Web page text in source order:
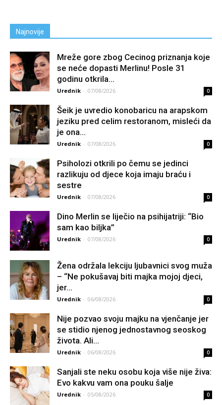
Najnovije
Mreže gore zbog Cecinog priznanja koje
se neće dopasti Merlinu! Posle 31
godinu otkrila...
Urednik - 07/08/2026 0
Šeik je uvredio konobaricu na arapskom
jeziku pred celim restoranom, misleći da
je ona...
Urednik - 07/08/2026 0
Psiholozi otkrili po čemu se jedinci
razlikuju od djece koja imaju braću i
sestre
Urednik - 07/08/2026 0
Dino Merlin se liječio na psihijatriji: “Bio
sam kao biljka”
Urednik - 07/08/2026 0
Žena održala lekciju ljubavnici svog muža
– “Ne pokušavaj biti majka mojoj djeci,
jer...
Urednik - 06/08/2026 0
Nije pozvao svoju majku na vjenčanje jer
se stidio njenog jednostavnog seoskog
života. Ali...
Urednik - 06/08/2026 0
Sanjali ste neku osobu koja više nije živa:
Evo kakvu vam ona pouku šalje
Urednik - 05/08/2026 0